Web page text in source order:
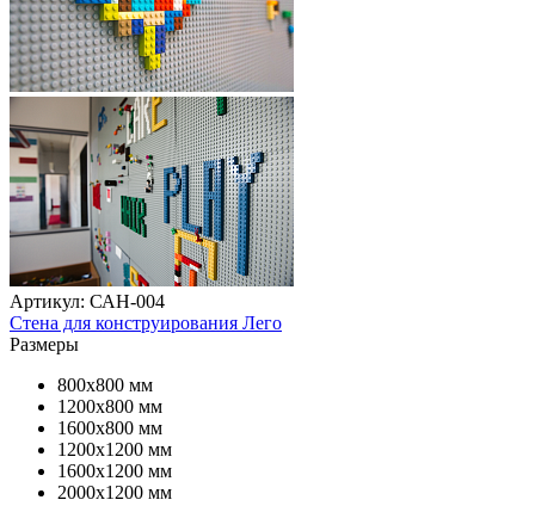
Артикул: САН-004
Стена для конструирования Лего
Размеры
800х800 мм
1200х800 мм
1600х800 мм
1200х1200 мм
1600х1200 мм
2000х1200 мм